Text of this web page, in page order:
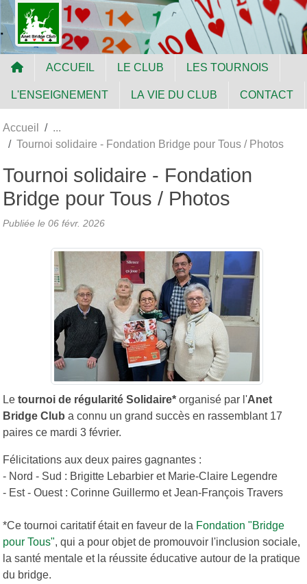
ACCUEIL LE CLUB LES TOURNOIS
L'ENSEIGNEMENT LA VIE DU CLUB CONTACT
Accueil
Tournoi solidaire - Fondation Bridge pour Tous / Photos
Tournoi solidaire - Fondation
Bridge pour Tous / Photos
Publiée le 06 févr. 2026
Le tournoi de régularité Solidaire* organisé par l'Anet
Bridge Club a connu un grand succès en rassemblant 17
paires ce mardi 3 février.
Félicitations aux deux paires gagnantes :
- Nord - Sud : Brigitte Lebarbier et Marie-Claire Legendre
- Est - Ouest : Corinne Guillermo et Jean-François Travers
*Ce tournoi caritatif était en faveur de la Fondation "Bridge
pour Tous", qui a pour objet de promouvoir l'inclusion sociale,
la santé mentale et la réussite éducative autour de la pratique
du bridge.
Panneau de gestion des cookies